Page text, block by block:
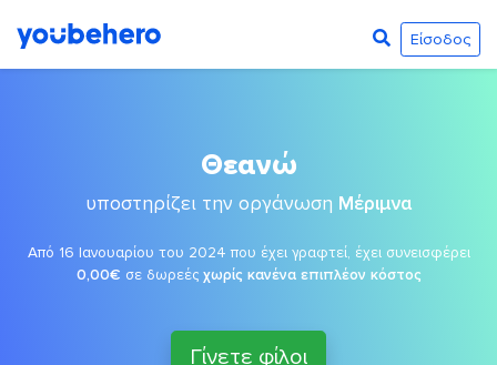
Είσοδος
Θεανώ
υποστηρίζει την οργάνωση Μέριμνα
Από 16 Ιανουαρίου του 2024 που έχει γραφτεί, έχει συνεισφέρει
0,00€ σε δωρεές χωρίς κανένα επιπλέον κόστος
Γίνετε φίλοι